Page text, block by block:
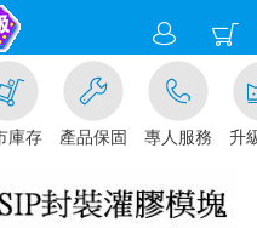
產品保固 專人服務 升級金賺